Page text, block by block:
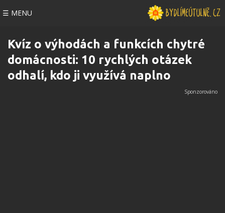
☰ MENU
Kvíz o výhodách a funkcích chytré
domácnosti: 10 rychlých otázek
odhalí, kdo ji využívá naplno